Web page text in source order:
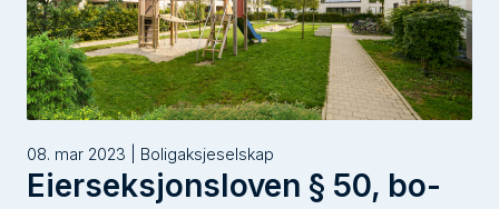
08. mar 2023 | Boligaksjeselskap
Eierseksjonsloven § 50, bo-